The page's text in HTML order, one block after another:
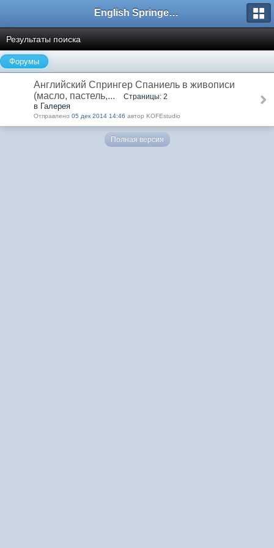
English Springer Spaniel Club
Результаты поиска
Форумы
Английский Спрингер Спаниель в живописи
(масло, пастель,...
Страницы: 2
в Галерея
Отправлено 05 дек 2014 14:46 автор KOFEstudio
Полная версия